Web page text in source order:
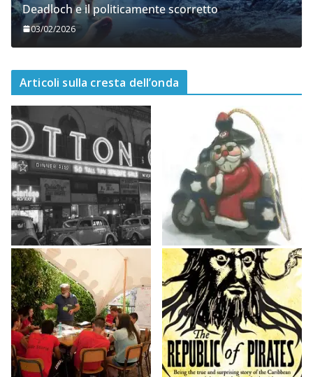
Deadloch e il politicamente scorretto
03/02/2026
Articoli sulla cresta dell’onda